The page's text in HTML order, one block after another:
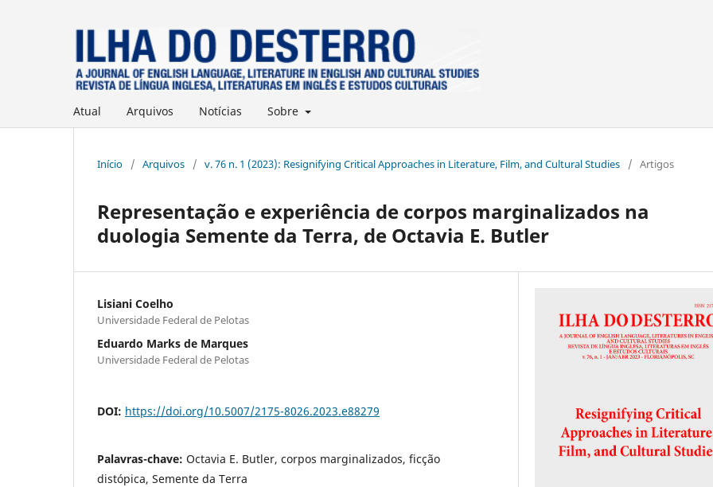
Atual Arquivos Notícias Sobre
Início / Arquivos / v. 76 n. 1 (2023): Resignifying Critical Approaches in Literature, Film, and Cultural Studies / Artigos
Representação e experiência de corpos marginalizados na
duologia Semente da Terra, de Octavia E. Butler
Lisiani Coelho
Universidade Federal de Pelotas
Eduardo Marks de Marques
Universidade Federal de Pelotas
DOI: https://doi.org/10.5007/2175-8026.2023.e88279
Palavras-chave: Octavia E. Butler, corpos marginalizados, ficção
distópica, Semente da Terra